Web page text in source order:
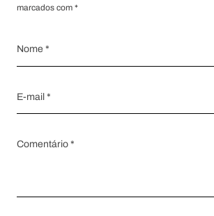
marcados com *